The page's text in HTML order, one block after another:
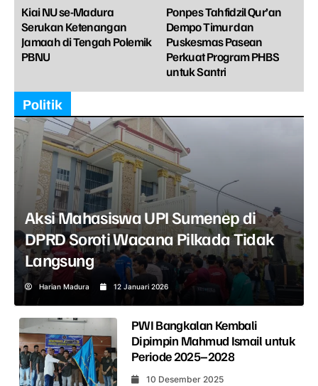
Kiai NU se-Madura
Serukan Ketenangan
Jamaah di Tengah Polemik
PBNU
Ponpes Tahfidzil Qur’an
Dempo Timur dan
Puskesmas Pasean
Perkuat Program PHBS
untuk Santri
Politik
Aksi Mahasiswa UPI Sumenep di
DPRD Soroti Wacana Pilkada Tidak
Langsung
Harian Madura 12 Januari 2026
PWI Bangkalan Kembali
Dipimpin Mahmud Ismail untuk
Periode 2025–2028
10 Desember 2025